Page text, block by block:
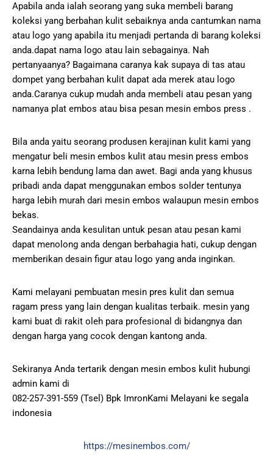
Apabila anda ialah seorang yang suka membeli barang
koleksi yang berbahan kulit sebaiknya anda cantumkan nama
atau logo yang apabila itu menjadi pertanda di barang koleksi
anda.dapat nama logo atau lain sebagainya. Nah
pertanyaanya? Bagaimana caranya kak supaya di tas atau
dompet yang berbahan kulit dapat ada merek atau logo
anda.Caranya cukup mudah anda membeli atau pesan yang
namanya plat embos atau bisa pesan mesin embos press .
Bila anda yaitu seorang produsen kerajinan kulit kami yang
mengatur beli mesin embos kulit atau mesin press embos
karna lebih bendung lama dan awet. Bagi anda yang khusus
pribadi anda dapat menggunakan embos solder tentunya
harga lebih murah dari mesin embos walaupun mesin embos
bekas.
Seandainya anda kesulitan untuk pesan atau pesan kami
dapat menolong anda dengan berbahagia hati, cukup dengan
memberikan desain figur atau logo yang anda inginkan.
Kami melayani pembuatan mesin pres kulit dan semua
ragam press yang lain dengan kualitas terbaik. mesin yang
kami buat di rakit oleh para profesional di bidangnya dan
dengan harga yang cocok dengan kantong anda.
Sekiranya Anda tertarik dengan mesin embos kulit hubungi
admin kami di
082-257-391-559 (Tsel) Bpk ImronKami Melayani ke segala
indonesia
https://mesinembos.com/